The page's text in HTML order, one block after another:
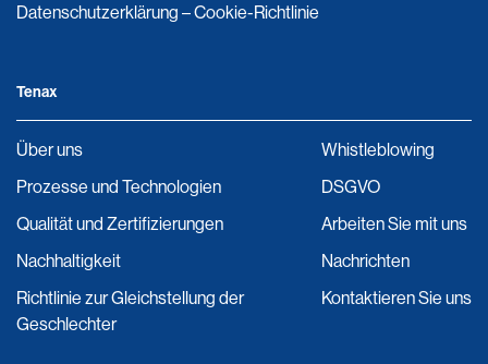
Datenschutzerklärung –Cookie-Richtlinie
Tenax
Über uns
Prozesse und Technologien
Qualität und Zertifizierungen
Nachhaltigkeit
Richtlinie zur Gleichstellung der
Geschlechter
Whistleblowing
DSGVO
Arbeiten Sie mit uns
Nachrichten
Kontaktieren Sie uns